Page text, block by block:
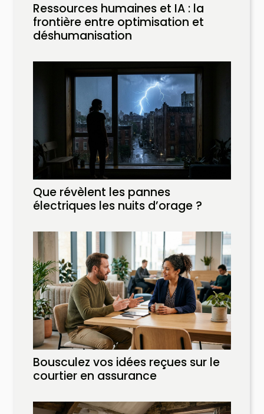
Ressources humaines et IA : la
frontière entre optimisation et
déshumanisation
Que révèlent les pannes
électriques les nuits d’orage ?
Bousculez vos idées reçues sur le
courtier en assurance